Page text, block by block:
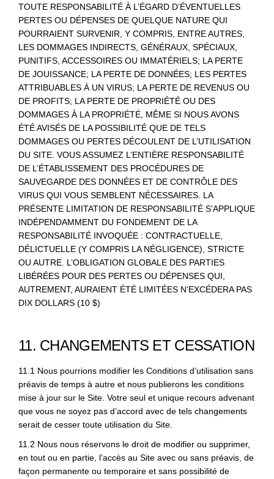
TOUTE RESPONSABILITÉ À L’ÉGARD D’ÉVENTUELLES
PERTES OU DÉPENSES DE QUELQUE NATURE QUI
POURRAIENT SURVENIR, Y COMPRIS, ENTRE AUTRES,
LES DOMMAGES INDIRECTS, GÉNÉRAUX, SPÉCIAUX,
PUNITIFS, ACCESSOIRES OU IMMATÉRIELS; LA PERTE
DE JOUISSANCE; LA PERTE DE DONNÉES; LES PERTES
ATTRIBUABLES À UN VIRUS; LA PERTE DE REVENUS OU
DE PROFITS; LA PERTE DE PROPRIÉTÉ OU DES
DOMMAGES À LA PROPRIÉTÉ, MÊME SI NOUS AVONS
ÉTÉ AVISÉS DE LA POSSIBILITÉ QUE DE TELS
DOMMAGES OU PERTES DÉCOULENT DE L’UTILISATION
DU SITE. VOUS ASSUMEZ L’ENTIÈRE RESPONSABILITÉ
DE L’ÉTABLISSEMENT DES PROCÉDURES DE
SAUVEGARDE DES DONNÉES ET DE CONTRÔLE DES
VIRUS QUI VOUS SEMBLENT NÉCESSAIRES. LA
PRÉSENTE LIMITATION DE RESPONSABILITÉ S’APPLIQUE
INDÉPENDAMMENT DU FONDEMENT DE LA
RESPONSABILITÉ INVOQUÉE : CONTRACTUELLE,
DÉLICTUELLE (Y COMPRIS LA NÉGLIGENCE), STRICTE
OU AUTRE. L’OBLIGATION GLOBALE DES PARTIES
LIBÉRÉES POUR DES PERTES OU DÉPENSES QUI,
AUTREMENT, AURAIENT ÉTÉ LIMITÉES N’EXCÉDERA PAS
DIX DOLLARS (10 $)
11. CHANGEMENTS ET CESSATION
11.1 Nous pourrions modifier les Conditions d’utilisation sans
préavis de temps à autre et nous publierons les conditions
mise à jour sur le Site. Votre seul et unique recours advenant
que vous ne soyez pas d’accord avec de tels changements
serait de cesser toute utilisation du Site.
11.2 Nous nous réservons le droit de modifier ou supprimer,
en tout ou en partie, l’accès au Site avec ou sans préavis, de
façon permanente ou temporaire et sans possibilité de